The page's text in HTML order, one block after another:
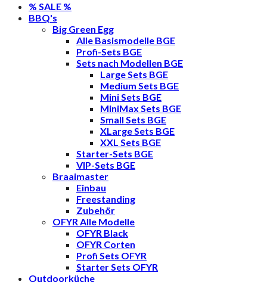
% SALE %
BBQ's
Big Green Egg
Alle Basismodelle BGE
Profi-Sets BGE
Sets nach Modellen BGE
Large Sets BGE
Medium Sets BGE
Mini Sets BGE
MiniMax Sets BGE
Small Sets BGE
XLarge Sets BGE
XXL Sets BGE
Starter-Sets BGE
VIP-Sets BGE
Braaimaster
Einbau
Freestanding
Zubehör
OFYR Alle Modelle
OFYR Black
OFYR Corten
Profi Sets OFYR
Starter Sets OFYR
Outdoorküche